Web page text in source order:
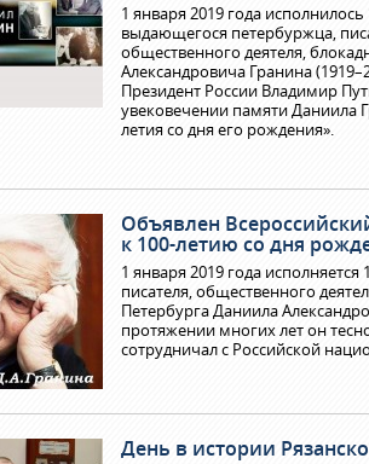
1 января 2019 года
выдающегося петербуржца,
общественного деятеля,
Александровича Гранина
Президент России Владимир
увековечении памяти Даниила
летия со дня его рождения».
Объявлен
к 100-летию со дня
1 января 2019 года
писателя, общественного
Петербурга Даниила
протяжении многих лет он
сотрудничал с Российской
День в истории